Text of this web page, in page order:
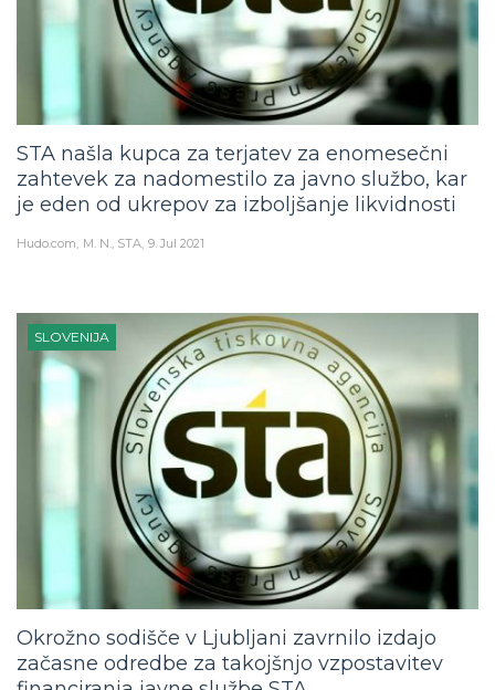
STA našla kupca za terjatev za enomesečni
zahtevek za nadomestilo za javno službo, kar
je eden od ukrepov za izboljšanje likvidnosti
Hudo.com M. N., STA 9. Jul 2021
SLOVENIJA
Okrožno sodišče v Ljubljani zavrnilo izdajo
začasne odredbe za takojšnjo vzpostavitev